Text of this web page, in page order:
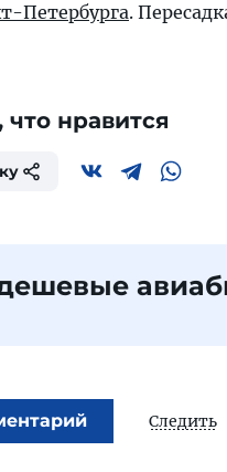
Петербурга.
нравится
Следить